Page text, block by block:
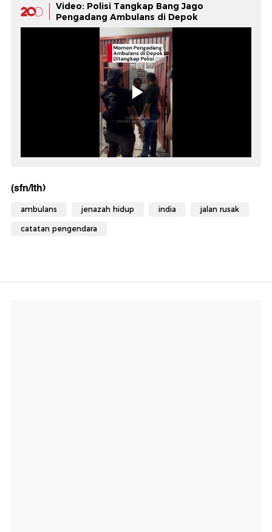
Video: Polisi Tangkap Bang Jago
Pengadang Ambulans di Depok
(sfn/lth)
ambulans jenazah hidup india jalan rusak
catatan pengendara